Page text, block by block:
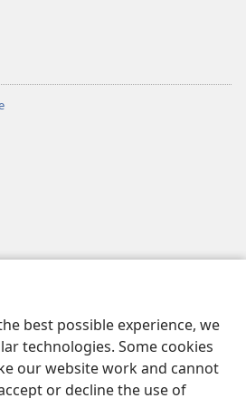
best possible experience, we
technologies. Some cookies
our website work and cannot
or decline the use of
ENTELENETE